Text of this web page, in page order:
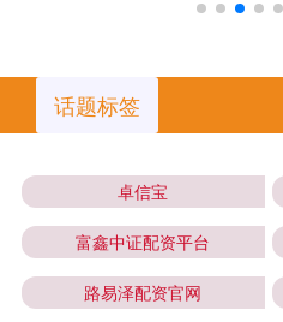
话题标签
卓信宝
富鑫中证配资平台
路易泽配资官网